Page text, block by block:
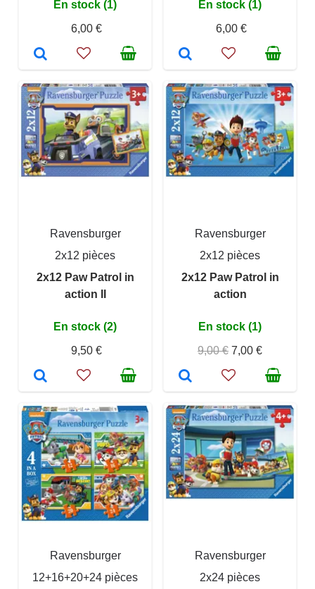
En stock (1)
6,00 €
En stock (1)
6,00 €
Ravensburger
2x12 pièces
2x12 Paw Patrol in
action II
En stock (2)
9,50 €
Ravensburger
2x12 pièces
2x12 Paw Patrol in
action
En stock (1)
9,00 € 7,00 €
Ravensburger
12+16+20+24 pièces
Ravensburger
2x24 pièces